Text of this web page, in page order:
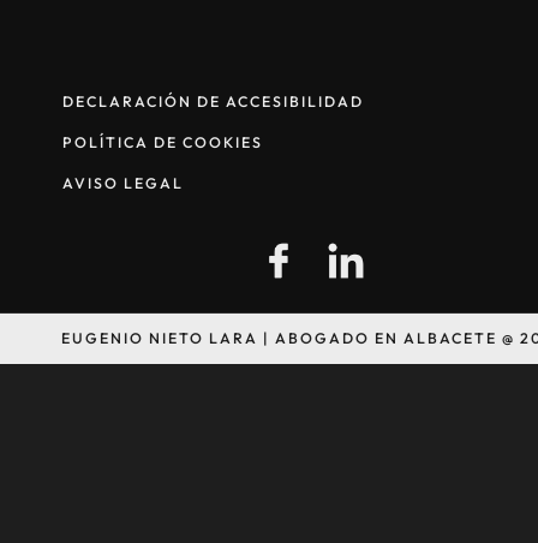
DECLARACIÓN DE ACCESIBILIDAD
POLÍTICA DE COOKIES
AVISO LEGAL
EUGENIO NIETO LARA | ABOGADO EN ALBACETE @